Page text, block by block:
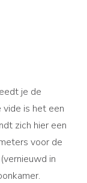
je de
vide is het een
zich hier een
voor de
in